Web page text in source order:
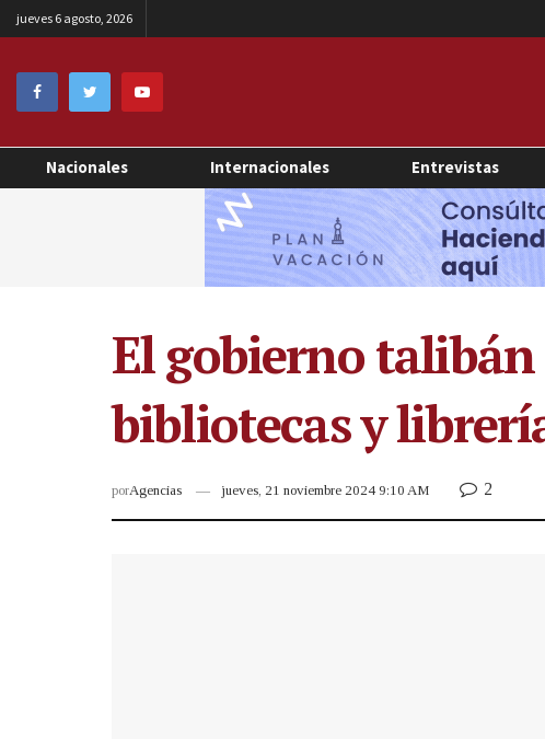
jueves 6 agosto, 2026
Nacionales Internacionales Entrevistas
El gobierno
bibliotecas y
porAgencias jueves, 21 noviembre 2024 9:10 AM 2